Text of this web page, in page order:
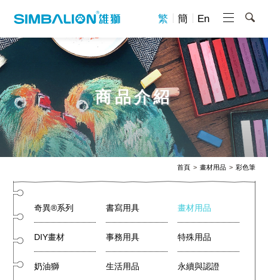
繁 簡 En
商品介紹
首頁 畫材用品 彩色筆
奇異®系列 書寫用具 畫材用品
DIY畫材 事務用具 特殊用品
奶油獅 生活用品 永續與認證